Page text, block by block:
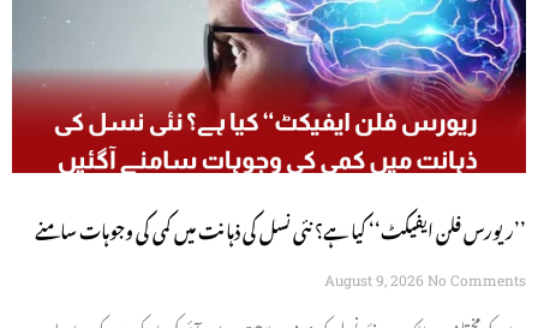
’’ریورس فلن ایفیکٹ‘‘ کیا ہے؟ نئی نسل کی ذہانت میں کمی کی وجوہات سامنے
آگئیں
August 9, 2026 No Comments